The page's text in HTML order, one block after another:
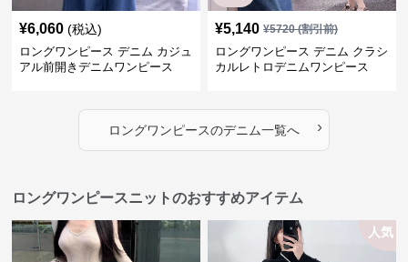
¥6,060 (税込)
ロングワンピース デニム カジュ
アル前開きデニムワンピース
¥5,140 ¥5720(割引前)
ロングワンピース デニム クラシ
カルレトロデニムワンピース
ロングワンピースのデニム一覧へ ›
ロングワンピースニットのおすすめアイテム
人気